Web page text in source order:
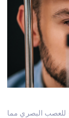
للعصب البصري مما